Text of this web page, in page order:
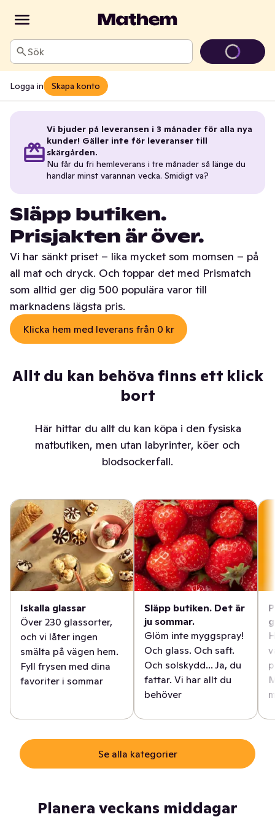
Sök
Logga in Skapa konto
Vi bjuder på leveransen i 3 månader för alla nya
kunder! Gäller inte för leveranser till
skärgården.
Nu får du fri hemleverans i tre månader så länge du
handlar minst varannan vecka. Smidigt va?
Släpp butiken.
Prisjakten är över.
Vi har sänkt priset – lika mycket som momsen – på
all mat och dryck. Och toppar det med Prismatch
som alltid ger dig 500 populära varor till
marknadens lägsta pris.
Klicka hem med leverans från 0 kr
Allt du kan behöva finns ett klick
bort
Här hittar du allt du kan köpa i den fysiska
matbutiken, men utan labyrinter, köer och
blodsockerfall.
Iskalla glassar
Över 230 glassorter,
och vi låter ingen
smälta på vägen hem.
Fyll frysen med dina
favoriter i sommar
Släpp butiken. Det är
ju sommar.
Glöm inte myggspray!
Och glass. Och saft.
Och solskydd... Ja, du
fattar. Vi har allt du
behöver
Se alla kategorier
Planera veckans middagar